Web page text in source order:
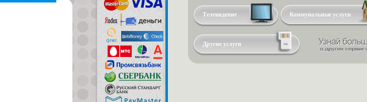
Телевидение Коммунальные услуги
Другие услуги